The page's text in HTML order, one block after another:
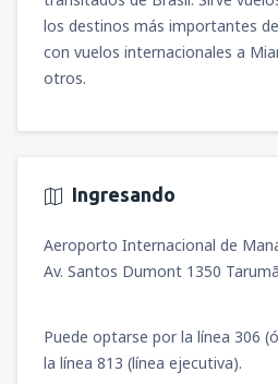
los destinos más importantes
con vuelos internacionales a
otros.
Ingresando
Aeroporto Internacional de
Av. Santos Dumont 1350
Puede optarse por la línea 306
la línea 813 (línea ejecutiva).